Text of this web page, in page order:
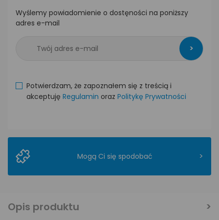
Wyślemy powiadomienie o dostęności na poniższy
adres e-mail
>
Potwierdzam, że zapoznałem się z treścią i
akceptuję Regulamin oraz Politykę Prywatności
Mogą Ci się spodobać >
Opis produktu